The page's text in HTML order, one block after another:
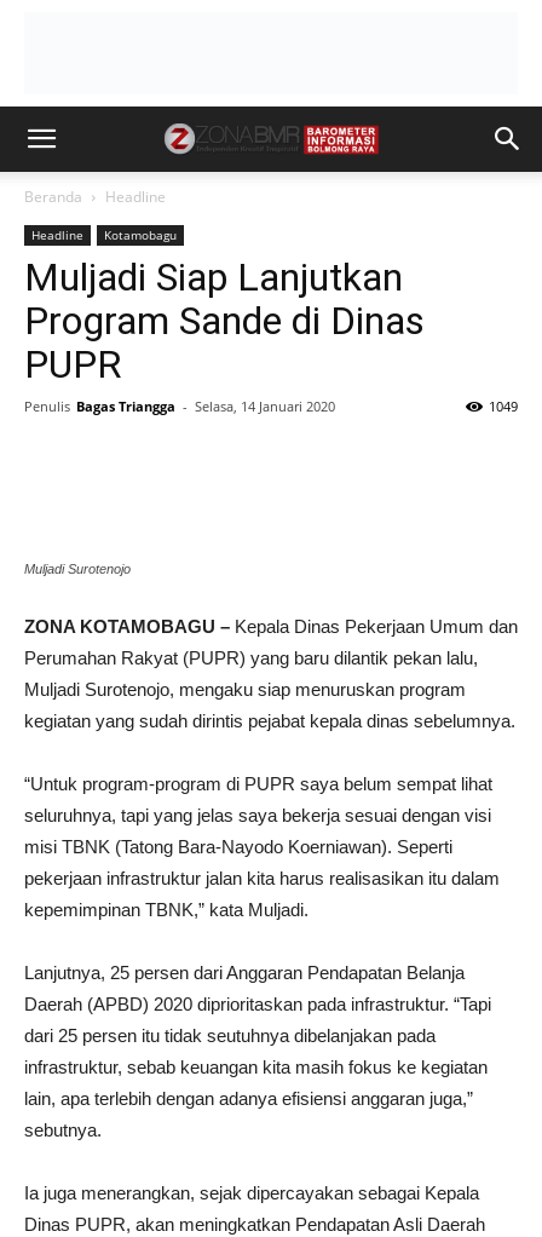
Beranda Headline
Headline Kotamobagu
Muljadi Siap Lanjutkan
Program Sande di Dinas
PUPR
Penulis Bagas Triangga - Selasa, 14 Januari 2020 1049
Muljadi Surotenojo
ZONA KOTAMOBAGU – Kepala Dinas Pekerjaan Umum dan
Perumahan Rakyat (PUPR) yang baru dilantik pekan lalu,
Muljadi Surotenojo, mengaku siap menuruskan program
kegiatan yang sudah dirintis pejabat kepala dinas sebelumnya.
“Untuk program-program di PUPR saya belum sempat lihat
seluruhnya, tapi yang jelas saya bekerja sesuai dengan visi
misi TBNK (Tatong Bara-Nayodo Koerniawan). Seperti
pekerjaan infrastruktur jalan kita harus realisasikan itu dalam
kepemimpinan TBNK,” kata Muljadi.
Lanjutnya, 25 persen dari Anggaran Pendapatan Belanja
Daerah (APBD) 2020 diprioritaskan pada infrastruktur. “Tapi
dari 25 persen itu tidak seutuhnya dibelanjakan pada
infrastruktur, sebab keuangan kita masih fokus ke kegiatan
lain, apa terlebih dengan adanya efisiensi anggaran juga,”
sebutnya.
Ia juga menerangkan, sejak dipercayakan sebagai Kepala
Dinas PUPR, akan meningkatkan Pendapatan Asli Daerah